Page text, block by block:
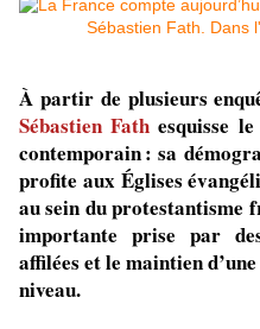
À partir de plusieurs
Sébastien Fath esquisse
contemporain : sa
profite aux Églises
au sein du protestantisme
importante prise par
affilées et le maintien
niveau.